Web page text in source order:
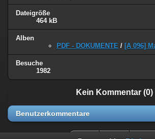
Dateigröße
464 kB
Alben
PDF - DOKUMENTE / [A 096]
Besuche
1982
Kein Kommentar (0)
Benutzerkommentare